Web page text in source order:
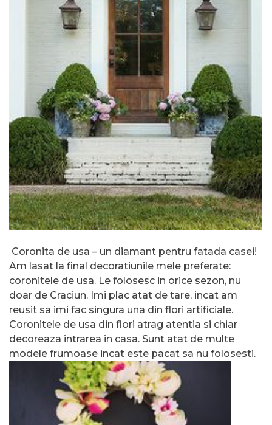
Coronita de usa – un diamant pentru fatada casei!
Am lasat la final decoratiunile mele preferate:
coronitele de usa. Le folosesc in orice sezon, nu
doar de Craciun. Imi plac atat de tare, incat am
reusit sa imi fac singura una din flori artificiale.
Coronitele de usa din flori atrag atentia si chiar
decoreaza intrarea in casa. Sunt atat de multe
modele frumoase incat este pacat sa nu folosesti.